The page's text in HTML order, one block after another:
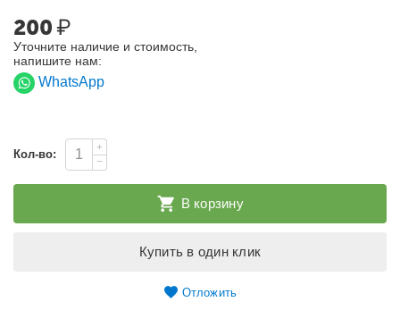
200₽
Уточните наличие и стоимость,
напишите нам:
WhatsApp
Кол-во:
+
−
В корзину
Купить в один клик
Отложить